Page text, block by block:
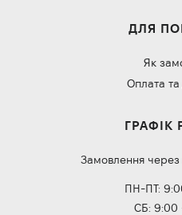
ДЛЯ
Як
Оплата та
ГРАФІК
Замовлення через
ПН-ПТ:
СБ: 9:00